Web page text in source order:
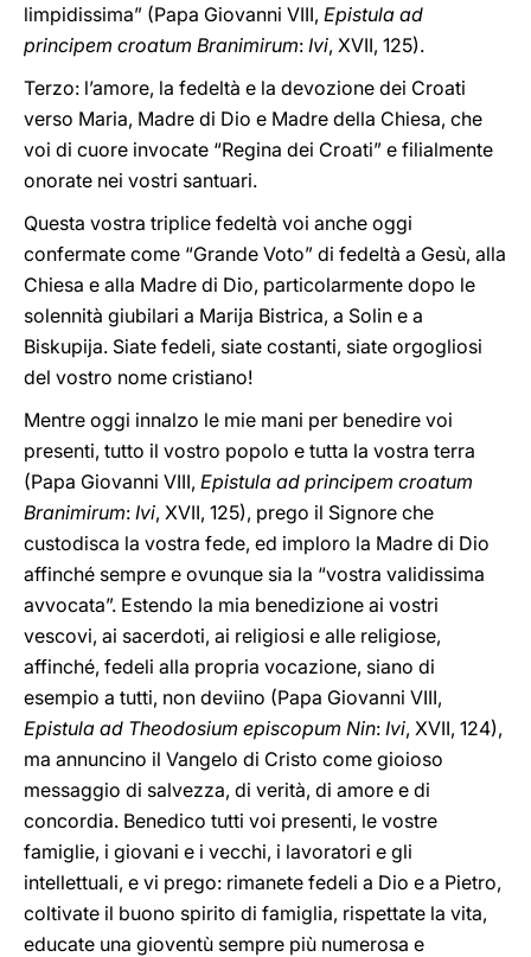
limpidissima” (Papa Giovanni VIII, Epistula ad
principem croatum Branimirum: Ivi, XVII, 125).
Terzo: l’amore, la fedeltà e la devozione dei Croati
verso Maria, Madre di Dio e Madre della Chiesa, che
voi di cuore invocate “Regina dei Croati” e filialmente
onorate nei vostri santuari.
Questa vostra triplice fedeltà voi anche oggi
confermate come “Grande Voto” di fedeltà a Gesù, alla
Chiesa e alla Madre di Dio, particolarmente dopo le
solennità giubilari a Marija Bistrica, a Solin e a
Biskupija. Siate fedeli, siate costanti, siate orgogliosi
del vostro nome cristiano!
Mentre oggi innalzo le mie mani per benedire voi
presenti, tutto il vostro popolo e tutta la vostra terra
(Papa Giovanni VIII, Epistula ad principem croatum
Branimirum: Ivi, XVII, 125), prego il Signore che
custodisca la vostra fede, ed imploro la Madre di Dio
affinché sempre e ovunque sia la “vostra validissima
avvocata”. Estendo la mia benedizione ai vostri
vescovi, ai sacerdoti, ai religiosi e alle religiose,
affinché, fedeli alla propria vocazione, siano di
esempio a tutti, non deviino (Papa Giovanni VIII,
Epistula ad Theodosium episcopum Nin: Ivi, XVII, 124),
ma annuncino il Vangelo di Cristo come gioioso
messaggio di salvezza, di verità, di amore e di
concordia. Benedico tutti voi presenti, le vostre
famiglie, i giovani e i vecchi, i lavoratori e gli
intellettuali, e vi prego: rimanete fedeli a Dio e a Pietro,
coltivate il buono spirito di famiglia, rispettate la vita,
educate una gioventù sempre più numerosa e